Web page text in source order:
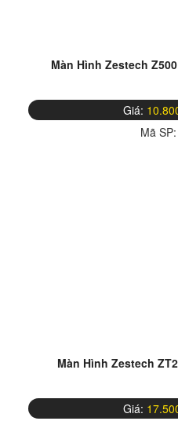
Màn Hình Zestech
Giá:
Mã SP:
Màn Hình Zestech
Giá: